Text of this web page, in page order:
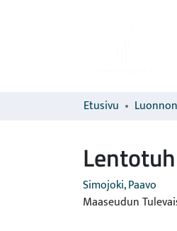
Etusivu
Simojoki, Paavo
Maaseudun